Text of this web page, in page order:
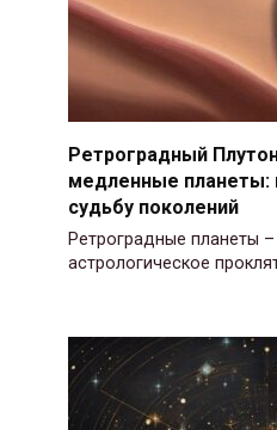
Ретроградный
медленные планеты:
судьбу поколений
Ретроградные планеты –
астрологическое